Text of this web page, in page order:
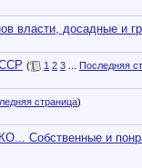
власти, досадные и
( 1 2 3
Последняя
страница)
и